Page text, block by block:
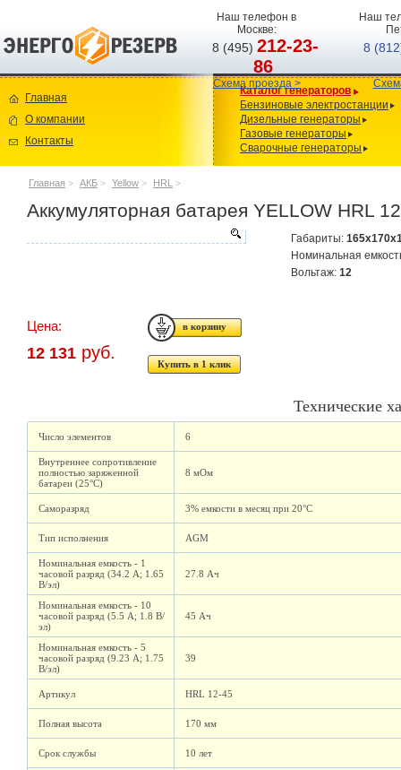
Наш телефон в
Москве:
8 (495)212-23-
86
Схема проезда >
Наш
8
Главная
О компании
Контакты
Каталог генераторов
Бензиновые электростанции
Дизельные генераторы
Газовые генераторы
Сварочные генераторы
Главная > АКБ > Yellow > HRL >
Аккумуляторная батарея YELLOW HRL
Габариты:
Номинальная
Вольтаж: 12
Цена:
12 131 руб.
Купить в 1 клик
Технические
Число элементов 6
Внутреннее сопротивление
полностью заряженной
батареи (25°C)
8 мОм
Саморазряд 3% емкости в месяц при 20°C
Тип исполнения AGM
Номинальная емкость - 1
часовой разряд (34.2 А; 1.65
В/эл)
27.8 Ач
Номинальная емкость - 10
часовой разряд (5.5 А; 1.8 В/
эл)
45 Ач
Номинальная емкость - 5
часовой разряд (9.23 А; 1.75
В/эл)
39
Артикул HRL 12-45
Полная высота 170 мм
Срок службы 10 лет